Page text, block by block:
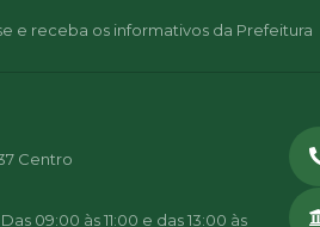
e receba os informativos da Prefeitura
Centro
09:00 às 11:00 e das 13:00 às